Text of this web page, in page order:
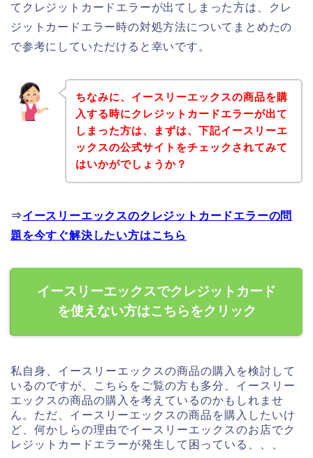
てクレジットカードエラーが出てしまった方は、クレ
ジットカードエラー時の対処方法についてまとめたの
で参考にしていただけると幸いです。
ちなみに、イースリーエックスの商品を購
入する時にクレジットカードエラーが出て
しまった方は、まずは、下記イースリーエ
ックスの公式サイトをチェックされてみて
はいかがでしょうか？
⇒イースリーエックスのクレジットカードエラーの問
題を今すぐ解決したい方はこちら
イースリーエックスでクレジットカード
を使えない方はこちらをクリック
私自身、イースリーエックスの商品の購入を検討して
いるのですが、こちらをご覧の方も多分、イースリー
エックスの商品の購入を考えているのかもしれませ
ん。ただ、イースリーエックスの商品を購入したいけ
ど、何かしらの理由でイースリーエックスのお店でク
レジットカードエラーが発生して困っている、、、